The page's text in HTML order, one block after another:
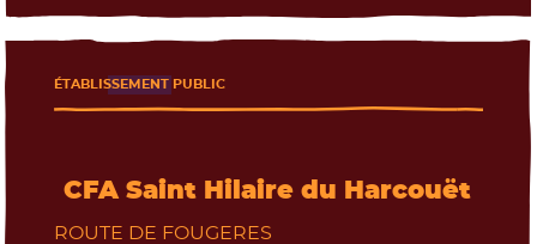
L'enseignement agricole
CFA Saint Hilaire du Harcouët
ÉTABLISSEMENT PUBLIC
ROUTE DE FOUGERES